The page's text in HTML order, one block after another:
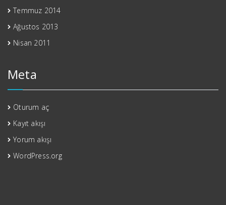
Temmuz 2014
Ağustos 2013
Nisan 2011
Meta
Oturum aç
Kayıt akışı
Yorum akışı
WordPress.org